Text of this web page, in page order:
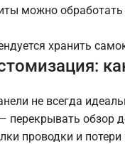
можно обработать
хранить
не всегда
перекрывать обзор
проводки и потери